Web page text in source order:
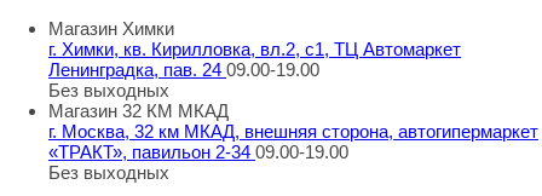
Магазин Химки
г. Химки, кв. Кирилловка, вл.2, с1, ТЦ Автомаркет
Ленинградка, пав. 24 09.00-19.00
Без выходных
Магазин 32 КМ МКАД
г. Москва, 32 км МКАД, внешняя сторона, автогипермаркет
«ТРАКТ», павильон 2-34 09.00-19.00
Без выходных